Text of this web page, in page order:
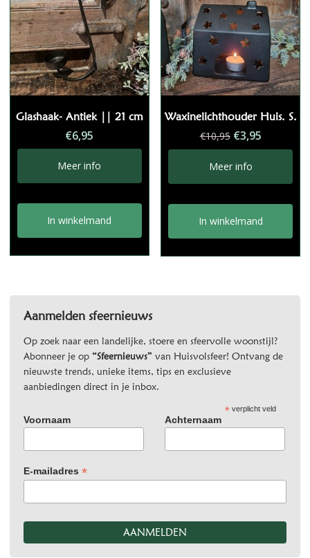
Glashaak- Antiek || 21 cm
€6,95
Meer info
In winkelmand
Waxinelichthouder Huis. S.
€10,95
prijs
was:
€10,95.
€3,95Huidige
prijs
€3,95.
Meer info
In winkelmand
Aanmelden sfeernieuws
Op zoek naar een landelijke, stoere en sfeervolle woonstijl?
Abonneer je op “Sfeernieuws” van Huisvolsfeer! Ontvang de
nieuwste trends, unieke items, tips en exclusieve
aanbiedingen direct in je inbox.
*verplicht veld
Voornaam Achternaam
E-mailadres *